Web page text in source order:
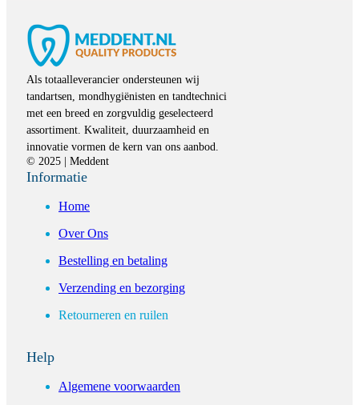
Als totaalleverancier ondersteunen wij
tandartsen, mondhygiënisten en tandtechnici
met een breed en zorgvuldig geselecteerd
assortiment. Kwaliteit, duurzaamheid en
innovatie vormen de kern van ons aanbod.
© 2025 | Meddent
Informatie
Home
Over Ons
Bestelling en betaling
Verzending en bezorging
Retourneren en ruilen
Help
Algemene voorwaarden